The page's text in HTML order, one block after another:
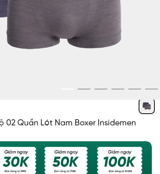
02 Quần Lót Nam Boxer Insidemen